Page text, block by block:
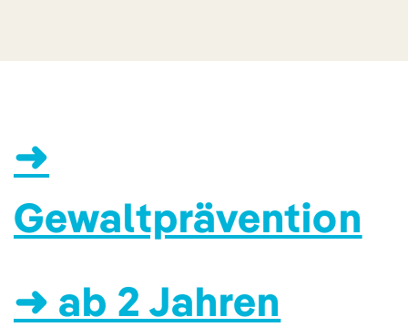
➜
Gewaltprävention
➜ ab 2 Jahren